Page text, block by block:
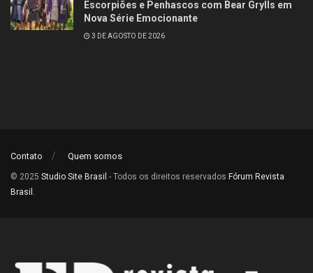
Escorpiões e Penhascos com Bear Grylls em
Nova Série Emocionante
3 DE AGOSTO DE 2026
Contato Quem somos
© 2025 Studio Site Brasil - Todos os direitos reservados Fórum Revista
Brasil .